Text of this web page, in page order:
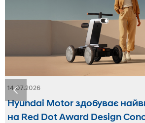
14.07.2026
Hyundai Motor здобуває
на Red Dot Award Design